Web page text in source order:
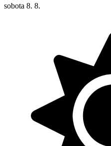
sobota 8. 8.